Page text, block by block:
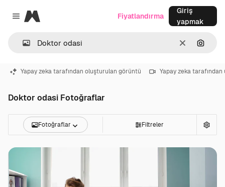
Close menu
Magnific
Temizlemek
Fiyatlandırma
Giriş
yapmak
Yapay zeka tarafından oluşturulan görüntü Yapay zeka
Doktor odasi Fotoğraflar
Fotoğraflar Filtreler